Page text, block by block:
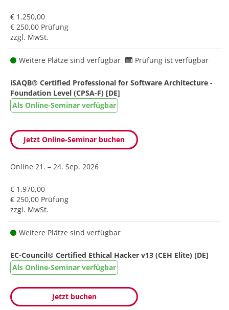
€ 1.250,00
€ 250,00 Prüfung
zzgl. MwSt.
Weitere Plätze sind verfügbar Prüfung ist verfügbar
iSAQB® Certified Professional for Software Architecture -
Foundation Level (CPSA-F) [DE]
Als Online-Seminar verfügbar
Jetzt Online-Seminar buchen
Online 21. – 24. Sep. 2026
€ 1.970,00
€ 250,00 Prüfung
zzgl. MwSt.
Weitere Plätze sind verfügbar
EC-Council® Certified Ethical Hacker v13 (CEH Elite) [DE]
Als Online-Seminar verfügbar
Jetzt buchen